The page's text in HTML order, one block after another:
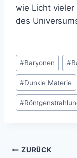
wie Licht vieler
des
Schlagworte:
#Baryonen #
#Dunkle Materie
#
ZURÜCK